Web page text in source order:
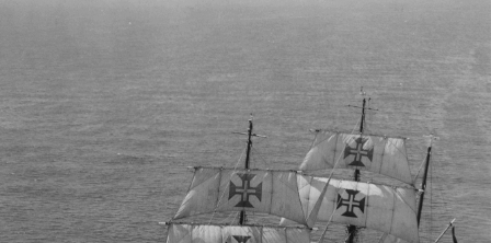
圖
媽
閣